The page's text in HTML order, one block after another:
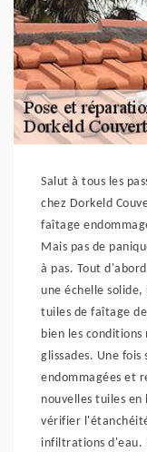
Salut à tous les
chez Dorkeld
faîtage
Mais pas de
à pas. Tout
une échelle solide,
tuiles de faîtage
bien les conditions
glissades. Une
endommagées et
nouvelles tuiles
vérifier
infiltrations d'eau.